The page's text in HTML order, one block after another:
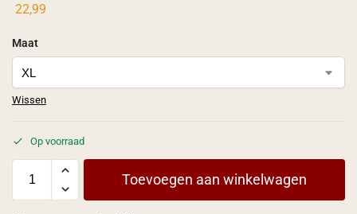
22,99
Maat
Wissen
Op voorraad
Toevoegen aan winkelwagen